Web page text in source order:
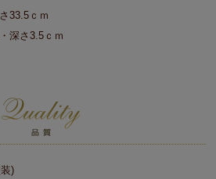
33.5ｃｍ
深さ3.5ｃｍ
)